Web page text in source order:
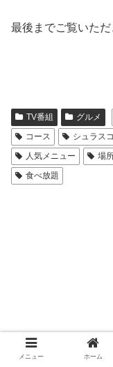
最後までご覧いた
TV番組 グルメ
コース
シュラスコ
人気メニュー
場
食べ放題
メニュー ホーム